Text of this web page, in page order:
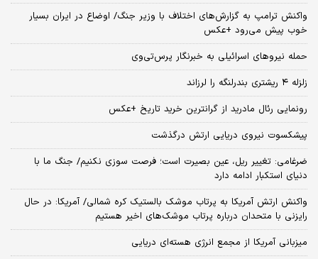
واکنش ترامپ به گزارش‌های اختلاف با وزیر جنگ/ اوضاع در ایران بسیار
خوب پیش می‌رود +عکس
حمله نیروهای اسرائیلی به خبرنگار پرس‌تی‌وی
زلزله ۴ ریشتری بندرلنگه را لرزاند
رونمایی رئال مادرید از گرانترین خرید تاریخ +عکس
پیشکسوت نیروی دریایی ارتش درگذشت
ضرغامی: تغییر ریل، عین بصیرت است؛ فرصت سوزی نکنیم/ جنگ ما با
دنیای استکبار ادامه دارد
واکنش ارتش آمریکا به پرتاب موشک بالستیک کره شمالی/ آمریکا: در حال
رایزنی با متحدان درباره پرتاب موشک‌های اخیر هستیم
میزبانی آمریکا از مجمع انرژی هسته‌ای دریایی